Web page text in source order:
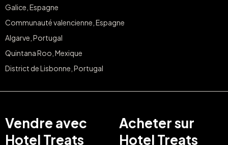
Galice, Espagne
Communauté valencienne, Espagne
Algarve, Portugal
Quintana Roo, Mexique
District de Lisbonne, Portugal
Vendre avec
Hotel Treats
Acheter sur
Hotel Treats